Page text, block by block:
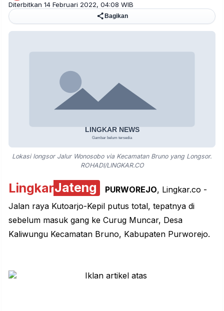
Diterbitkan 14 Februari 2022, 04:08 WIB
Bagikan
Lokasi longsor Jalur Wonosobo via Kecamatan Bruno yang Longsor.
ROHADI/LINGKAR.CO
LingkarJateng PURWOREJO, Lingkar.co -
Jalan raya Kutoarjo-Kepil putus total, tepatnya di
sebelum masuk gang ke Curug Muncar, Desa
Kaliwungu Kecamatan Bruno, Kabupaten Purworejo.